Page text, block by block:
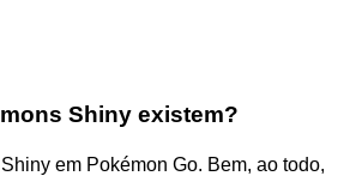
Shiny existem?
em Pokémon Go. Bem, ao todo,